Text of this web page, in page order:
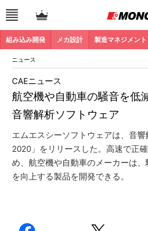
組み込み開発 メカ設計 製造マネジメント
ニュース
航空機や自動車の騒音を低
音響解析ソフトウェア
CAEニュース
エムエスシーソフトウェアは、音
2020」をリリースした。高速で正
め、航空機や自動車のメーカーは
を向上する製品を開発できる。